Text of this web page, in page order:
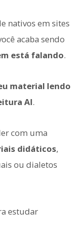
nativos em sites
acaba sendo
está falando.
material lendo
AI.
com uma
didáticos,
ou dialetos
estudar